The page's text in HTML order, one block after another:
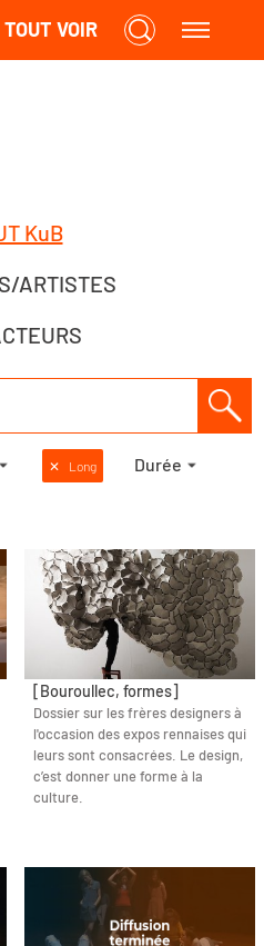
TOUT VOIR
KuB
ARTISTES
✕ Long Durée
[Bouroullec, formes]
Dossier sur les frères designers à
l'occasion des expos rennaises qui
leurs sont consacrées. Le design,
c’est donner une forme à la
culture.